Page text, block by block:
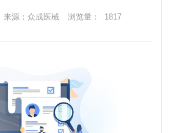
来源：众成医械 浏览量：
1817